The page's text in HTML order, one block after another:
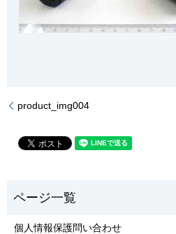
product_img004
個人情報保護問い合わせ